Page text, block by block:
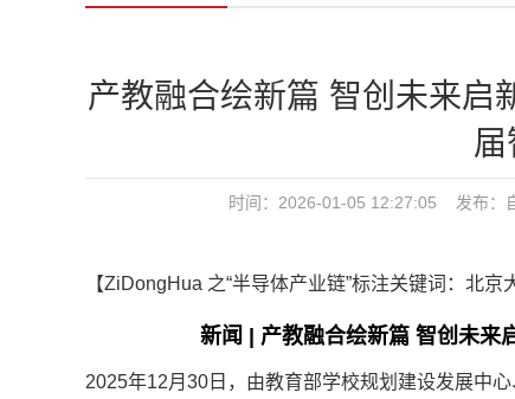
产教融合绘新篇 智创未来
时间：2026-01-05 12:27:05 发布：
【ZiDongHua 之“半导体产业链”标注关键词：北京
新闻 | 产教融合绘新篇 智创未
2025年12月30日，由教育部学校规划建设发展中